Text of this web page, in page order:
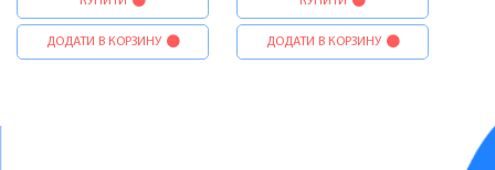
ДОДАТИ В КОРЗИНУ ДОДАТИ В КОРЗИНУ